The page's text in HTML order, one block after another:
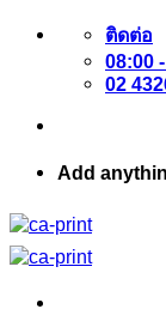
ข้าม
เนื้อหา
ติดต่อ
08:00
02
Add